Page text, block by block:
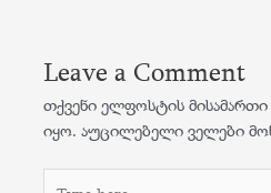
Leave a Comment
თქვენი ელფოსტის
იყო. აუცილებელი ველები